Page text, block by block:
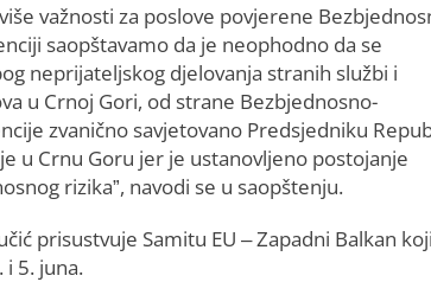
važnosti za poslove povjerene
saopštavamo da je neophodno da se
neprijateljskog djelovanja stranih službi i
u Crnoj Gori, od strane Bezbjednosno-
zvanično savjetovano Predsjedniku
u Crnu Goru jer je ustanovljeno postojanje
rizika”, navodi se u saopštenju.
prisustvuje Samitu EU – Zapadni Balkan
i 5. juna.